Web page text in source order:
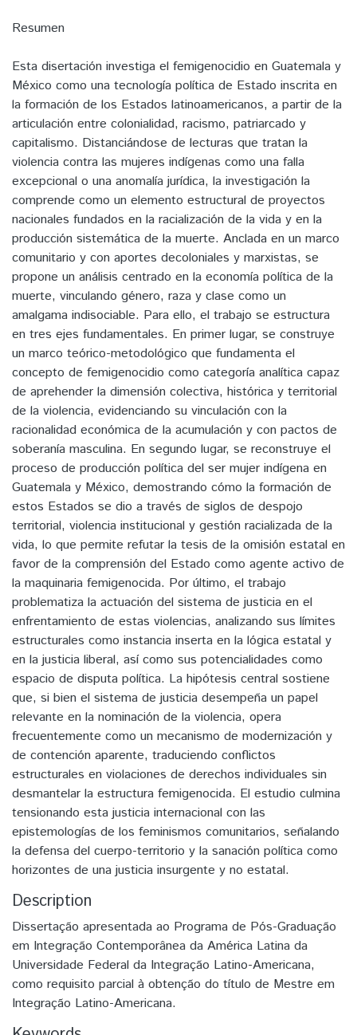
Resumen
Esta disertación investiga el femigenocidio en Guatemala y
México como una tecnología política de Estado inscrita en
la formación de los Estados latinoamericanos, a partir de la
articulación entre colonialidad, racismo, patriarcado y
capitalismo. Distanciándose de lecturas que tratan la
violencia contra las mujeres indígenas como una falla
excepcional o una anomalía jurídica, la investigación la
comprende como un elemento estructural de proyectos
nacionales fundados en la racialización de la vida y en la
producción sistemática de la muerte. Anclada en un marco
comunitario y con aportes decoloniales y marxistas, se
propone un análisis centrado en la economía política de la
muerte, vinculando género, raza y clase como un
amalgama indisociable. Para ello, el trabajo se estructura
en tres ejes fundamentales. En primer lugar, se construye
un marco teórico-metodológico que fundamenta el
concepto de femigenocidio como categoría analítica capaz
de aprehender la dimensión colectiva, histórica y territorial
de la violencia, evidenciando su vinculación con la
racionalidad económica de la acumulación y con pactos de
soberanía masculina. En segundo lugar, se reconstruye el
proceso de producción política del ser mujer indígena en
Guatemala y México, demostrando cómo la formación de
estos Estados se dio a través de siglos de despojo
territorial, violencia institucional y gestión racializada de la
vida, lo que permite refutar la tesis de la omisión estatal en
favor de la comprensión del Estado como agente activo de
la maquinaria femigenocida. Por último, el trabajo
problematiza la actuación del sistema de justicia en el
enfrentamiento de estas violencias, analizando sus límites
estructurales como instancia inserta en la lógica estatal y
en la justicia liberal, así como sus potencialidades como
espacio de disputa política. La hipótesis central sostiene
que, si bien el sistema de justicia desempeña un papel
relevante en la nominación de la violencia, opera
frecuentemente como un mecanismo de modernización y
de contención aparente, traduciendo conflictos
estructurales en violaciones de derechos individuales sin
desmantelar la estructura femigenocida. El estudio culmina
tensionando esta justicia internacional con las
epistemologías de los feminismos comunitarios, señalando
la defensa del cuerpo-territorio y la sanación política como
horizontes de una justicia insurgente y no estatal.
Description
Dissertação apresentada ao Programa de Pós-Graduação
em Integração Contemporânea da América Latina da
Universidade Federal da Integração Latino-Americana,
como requisito parcial à obtenção do título de Mestre em
Integração Latino-Americana.